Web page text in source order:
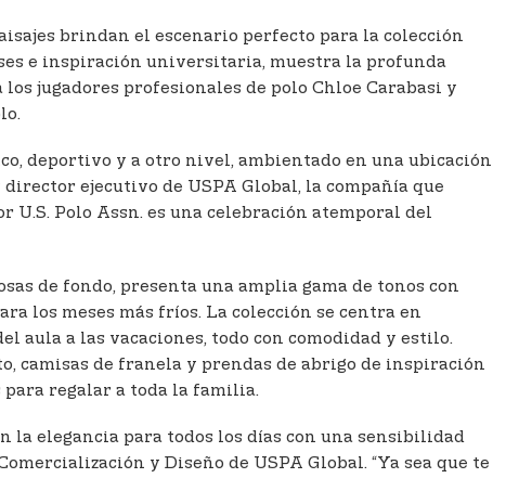
brindan el escenario perfecto para la colección
e inspiración universitaria, muestra la profunda
jugadores profesionales de polo Chloe Carabasi y
deportivo y a otro nivel, ambientado en una ubicación
ejecutivo de USPA Global, la compañía que
Polo Assn. es una celebración atemporal del
de fondo, presenta una amplia gama de tonos con
los meses más fríos. La colección se centra en
aula a las vacaciones, todo con comodidad y estilo.
camisas de franela y prendas de abrigo de inspiración
para regalar a toda la familia.
la elegancia para todos los días con una sensibilidad
y Diseño de USPA Global. “Ya sea que te